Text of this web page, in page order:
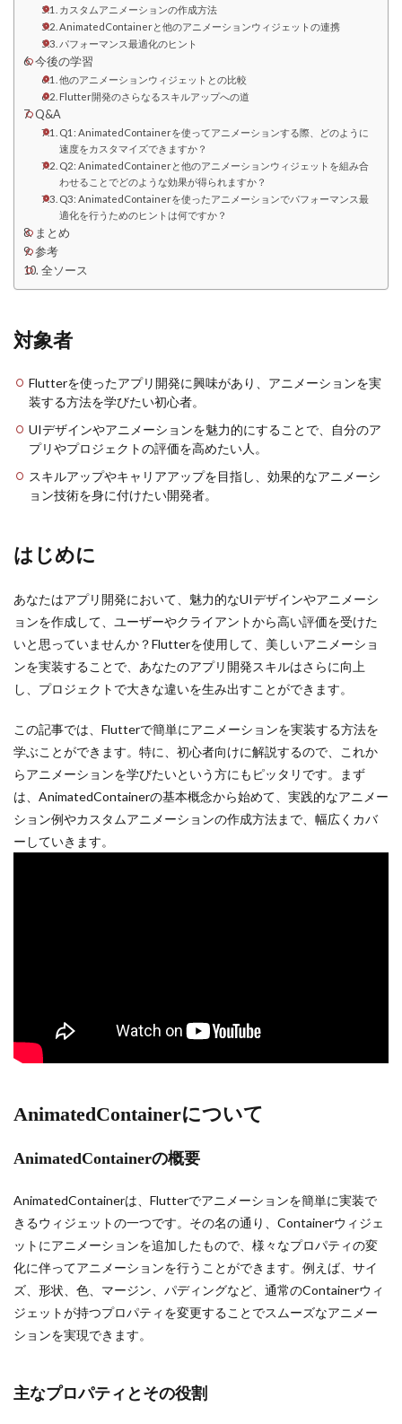
カスタムアニメーションの作成方法
AnimatedContainerと他のアニメーションウィジェットの連携
パフォーマンス最適化のヒント
今後の学習
他のアニメーションウィジェットとの比較
Flutter開発のさらなるスキルアップへの道
Q&A
Q1: AnimatedContainerを使ってアニメーションする際、どのように
速度をカスタマイズできますか？
Q2: AnimatedContainerと他のアニメーションウィジェットを組み合
わせることでどのような効果が得られますか？
Q3: AnimatedContainerを使ったアニメーションでパフォーマンス最
適化を行うためのヒントは何ですか？
まとめ
参考
全ソース
対象者
Flutterを使ったアプリ開発に興味があり、アニメーションを実
装する方法を学びたい初心者。
UIデザインやアニメーションを魅力的にすることで、自分のア
プリやプロジェクトの評価を高めたい人。
スキルアップやキャリアアップを目指し、効果的なアニメーシ
ョン技術を身に付けたい開発者。
はじめに
あなたはアプリ開発において、魅力的なUIデザインやアニメーシ
ョンを作成して、ユーザーやクライアントから高い評価を受けた
いと思っていませんか？Flutterを使用して、美しいアニメーショ
ンを実装することで、あなたのアプリ開発スキルはさらに向上
し、プロジェクトで大きな違いを生み出すことができます。
この記事では、Flutterで簡単にアニメーションを実装する方法を
学ぶことができます。特に、初心者向けに解説するので、これか
らアニメーションを学びたいという方にもピッタリです。まず
は、AnimatedContainerの基本概念から始めて、実践的なアニメー
ション例やカスタムアニメーションの作成方法まで、幅広くカバ
ーしていきます。
AnimatedContainerについて
AnimatedContainerの概要
AnimatedContainerは、Flutterでアニメーションを簡単に実装で
きるウィジェットの一つです。その名の通り、Containerウィジェ
ットにアニメーションを追加したもので、様々なプロパティの変
化に伴ってアニメーションを行うことができます。例えば、サイ
ズ、形状、色、マージン、パディングなど、通常のContainerウィ
ジェットが持つプロパティを変更することでスムーズなアニメー
ションを実現できます。
主なプロパティとその役割